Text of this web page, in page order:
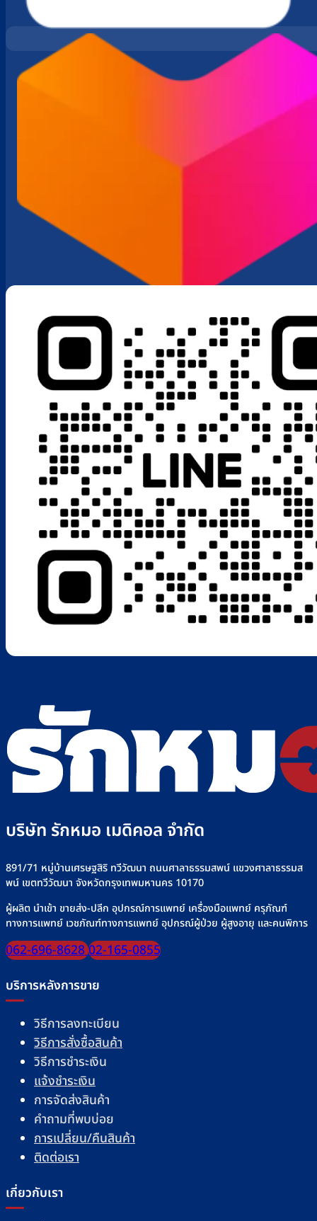
บริษัท รักหมอ เมดิคอล จำกัด
891/71 หมู่บ้านเศรษฐสิริ ทวีวัฒนา ถนนศาลาธรรมสพน์ แขวงศาลาธรรมส
พน์ เขตทวีวัฒนา จังหวัดกรุงเทพมหานคร 10170
ผู้ผลิต นำเข้า ขายส่ง-ปลีก อุปกรณ์การแพทย์ เครื่องมือแพทย์ ครุภัณฑ์
ทางการแพทย์ เวชภัณฑ์ทางการแพทย์ อุปกรณ์ผู้ป่วย ผู้สูงอายุ และคนพิการ
062-696-862802-165-0855
บริการหลังการขาย
วิธีการลงทะเบียน
วิธีการสั่งซื้อสินค้า
วิธีการชำระเงิน
แจ้งชำระเงิน
การจัดส่งสินค้า
คำถามที่พบบ่อย
การเปลี่ยน/คืนสินค้า
ติดต่อเรา
เกี่ยวกับเรา